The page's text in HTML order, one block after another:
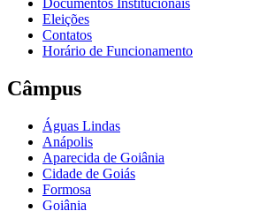
Documentos Institucionais
Eleições
Contatos
Horário de Funcionamento
Câmpus
Águas Lindas
Anápolis
Aparecida de Goiânia
Cidade de Goiás
Formosa
Goiânia